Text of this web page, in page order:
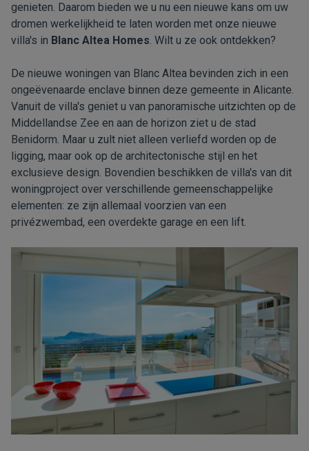
genieten. Daarom bieden we u nu een nieuwe kans om uw
dromen werkelijkheid te laten worden met onze nieuwe
villa's in Blanc Altea Homes. Wilt u ze ook ontdekken?
De nieuwe woningen van Blanc Altea bevinden zich in een
ongeëvenaarde enclave binnen deze gemeente in Alicante.
Vanuit de villa's geniet u van panoramische uitzichten op de
Middellandse Zee en aan de horizon ziet u de stad
Benidorm. Maar u zult niet alleen verliefd worden op de
ligging, maar ook op de architectonische stijl en het
exclusieve design. Bovendien beschikken de villa's van dit
woningproject over verschillende gemeenschappelijke
elementen: ze zijn allemaal voorzien van een
privézwembad, een overdekte garage en een lift.